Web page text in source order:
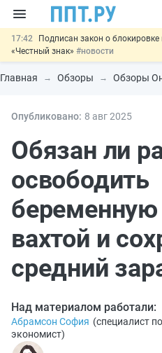
17:42
Подписан закон о
«Честный знак» #новости
17:17 Дистанционную работу
15:25 Изменят правила контроля
11:31
Разработают
отношений#новости
Главная Обзоры Обзоры
Опубликовано: 8 авг2025
Обязан ли
освободить
вахтой и
средний
Над материалом работали:
Абрамсон София (специалист
экономист)